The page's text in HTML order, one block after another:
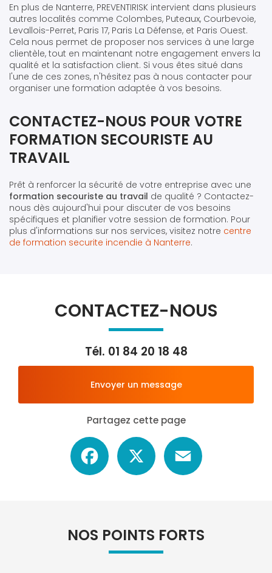
En plus de Nanterre, PREVENTIRISK intervient dans plusieurs
autres localités comme Colombes, Puteaux, Courbevoie,
Levallois-Perret, Paris 17, Paris La Défense, et Paris Ouest.
Cela nous permet de proposer nos services à une large
clientèle, tout en maintenant notre engagement envers la
qualité et la satisfaction client. Si vous êtes situé dans
l'une de ces zones, n'hésitez pas à nous contacter pour
organiser une formation adaptée à vos besoins.
CONTACTEZ-NOUS POUR VOTRE
FORMATION SECOURISTE AU
TRAVAIL
Prêt à renforcer la sécurité de votre entreprise avec une
formation secouriste au travail de qualité ? Contactez-
nous dès aujourd'hui pour discuter de vos besoins
spécifiques et planifier votre session de formation. Pour
plus d'informations sur nos services, visitez notre centre
de formation securite incendie à Nanterre.
CONTACTEZ-NOUS
Tél. 01 84 20 18 48
Envoyer un message
Partagez cette page
Facebook
NOS POINTS FORTS